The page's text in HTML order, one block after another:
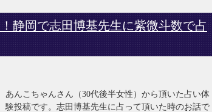
静岡で志田博基先生に紫微斗数で占
あんこちゃんさん（30代後半女性）から頂いた占い体
験投稿です。志田博基先生に占って頂いた時のお話で